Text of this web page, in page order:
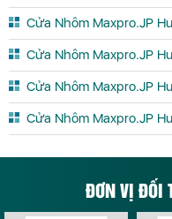
Cửa Nhôm Maxpro.JP
Cửa Nhôm Maxpro.JP
Cửa Nhôm Maxpro.JP
Cửa Nhôm Maxpro.JP
ĐƠN VỊ ĐỐI